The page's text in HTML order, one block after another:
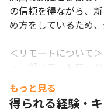
の信頼を得ながら、
め方をしているため
＜リモートについて＞
・一部リモートワー
・月間上限10日まで
（育児・介護等によ
もっと見る
得られる経験・